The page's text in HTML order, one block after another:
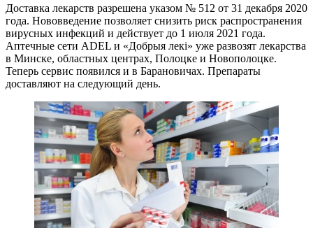
Доставка лекарств разрешена указом № 512 от 31 декабря 2020
года. Нововведение позволяет снизить риск распространения
вирусных инфекций и действует до 1 июля 2021 года.
Аптечные сети ADEL и «Добрыя лекi» уже развозят лекарства
в Минске, областных центрах, Полоцке и Новополоцке.
Теперь сервис появился и в Барановичах. Препараты
доставляют на следующий день.